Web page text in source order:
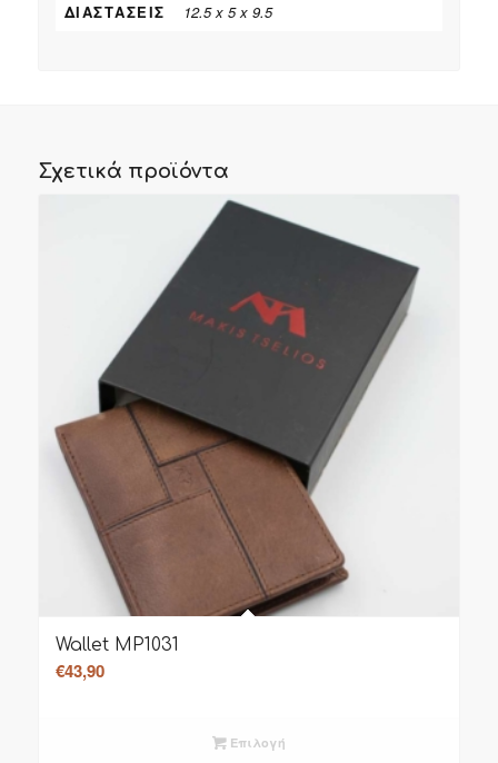
ΔΙΑΣΤΆΣΕΙΣ
12.5 x 5 x 9.5
Σχετικά προϊόντα
Wallet MP1031
€43,90
Επιλογή